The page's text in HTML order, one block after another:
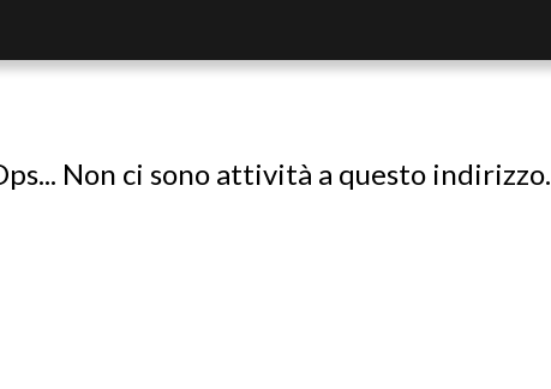
Non ci sono attività a questo indirizzo.